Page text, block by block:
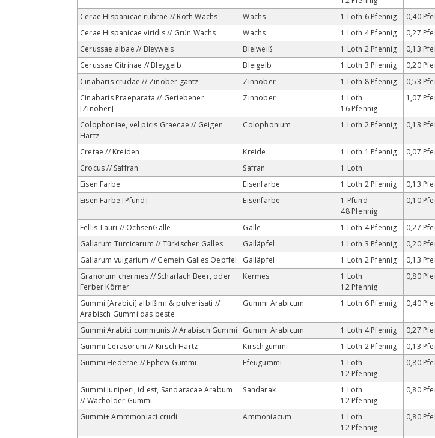
Cerae Hispanicae rubrae // Roth Wachs Wachs 1 Loth 6 Pfennig 0,40
Cerae Hispanicae viridis // Grün Wachs
Wachs 1 Loth 4 Pfennig 0,27
Cerussae albae // Bleyweis
Bleiweiß 1 Loth 2 Pfennig 0,13
Cerussae Citrinae // Bleygelb
Bleigelb 1 Loth 3 Pfennig 0,20
Cinabaris crudae // Zinober gantz
Zinnober 1 Loth 8 Pfennig 0,53
Cinabaris Praeparata // Geriebener
[Zinober]
Zinnober
1 Loth
16 Pfennig
1,07
Colophoniae, vel picis Graecae // Geigen
Hartz
Colophonium 1 Loth 2 Pfennig 0,13
Cretae // Kreiden Kreide 1 Loth 1 Pfennig 0,07
Crocus // Saffran
Safran
1 Loth
Eisen Farbe
Eisenfarbe 1 Loth 2 Pfennig 0,13
Eisen Farbe [Pfund]
Eisenfarbe
1 Pfund
48 Pfennig
0,10
Fellis Tauri // OchsenGalle Galle 1 Loth 4 Pfennig 0,27
Gallarum Turcicarum // Türkischer Galles
Galläpfel 1 Loth 3 Pfennig 0,20
Gallarum vulgarium // Gemein Galles Oepffel
Galläpfel 1 Loth 2 Pfennig 0,13
Granorum chermes // Scharlach Beer, oder
Ferber Körner
Kermes
1 Loth
12 Pfennig
0,80
Gummi [Arabici] albißimi & pulverisati //
Arabisch Gummi das beste
Gummi Arabicum 1 Loth 6 Pfennig 0,40
Gummi Arabici communis // Arabisch Gummi Gummi Arabicum 1 Loth 4 Pfennig 0,27
Gummi Cerasorum // Kirsch Hartz
Kirschgummi 1 Loth 2 Pfennig 0,13
Gummi Hederae // Ephew Gummi
Efeugummi
1 Loth
12 Pfennig
0,80
Gummi Iuniperi, id est, Sandaracae Arabum
// Wacholder Gummi
Sandarak
1 Loth
12 Pfennig
0,80
Gummi+ Ammmoniaci crudi Ammoniacum
1 Loth
12 Pfennig
0,80